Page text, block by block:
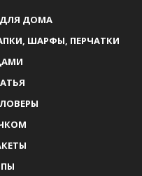
ДЛЯ ДОМА
ШАРФЫ, ПЕРЧАТКИ